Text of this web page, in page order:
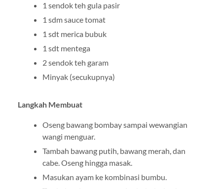
1 sendok teh gula pasir
1 sdm sauce tomat
1 sdt merica bubuk
1 sdt mentega
2 sendok teh garam
Minyak (secukupnya)
Langkah Membuat
Oseng bawang bombay sampai wewangian
wangi menguar.
Tambah bawang putih, bawang merah, dan
cabe. Oseng hingga masak.
Masukan ayam ke kombinasi bumbu.